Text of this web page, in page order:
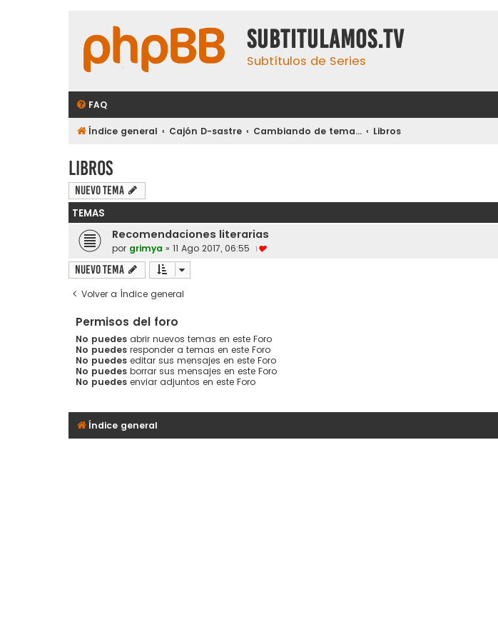
subtitulamos.tv
Subtítulos de Series
FAQ
Índice general Cajón D-sastre Cambiando de tema... Libros
Libros
Nuevo Tema
TEMAS
Recomendaciones literarias
por grimya » 11 Ago 2017, 06:55 1
Nuevo Tema
Volver a Índice general
Permisos del foro
No puedes abrir nuevos temas en este Foro
No puedes responder a temas en este Foro
No puedes editar sus mensajes en este Foro
No puedes borrar sus mensajes en este Foro
No puedes enviar adjuntos en este Foro
Índice general